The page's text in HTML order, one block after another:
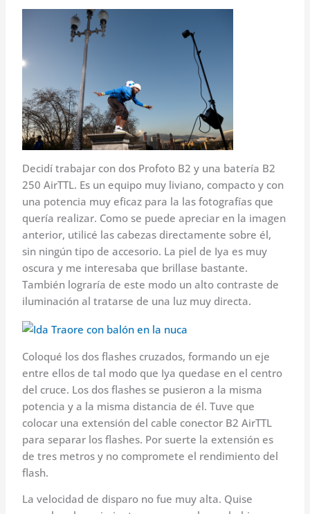
Decidí trabajar con dos Profoto B2 y una batería B2
250 AirTTL. Es un equipo muy liviano, compacto y con
una potencia muy eficaz para la las fotografías que
quería realizar. Como se puede apreciar en la imagen
anterior, utilicé las cabezas directamente sobre él,
sin ningún tipo de accesorio. La piel de Iya es muy
oscura y me interesaba que brillase bastante.
También lograría de este modo un alto contraste de
iluminación al tratarse de una luz muy directa.
Coloqué los dos flashes cruzados, formando un eje
entre ellos de tal modo que Iya quedase en el centro
del cruce. Los dos flashes se pusieron a la misma
potencia y a la misma distancia de él. Tuve que
colocar una extensión del cable conector B2 AirTTL
para separar los flashes. Por suerte la extensión es
de tres metros y no compromete el rendimiento del
flash.
La velocidad de disparo no fue muy alta. Quise